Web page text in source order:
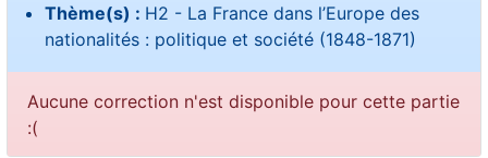
Thème(s) : H2 - La France dans l’Europe des
nationalités : politique et société (1848-1871)
Aucune correction n'est disponible pour cette partie
:(